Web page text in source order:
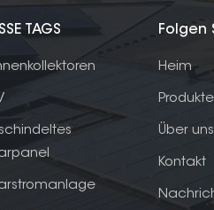
TAGS Folgen
Heim
Produkte
Über uns
Kontakt